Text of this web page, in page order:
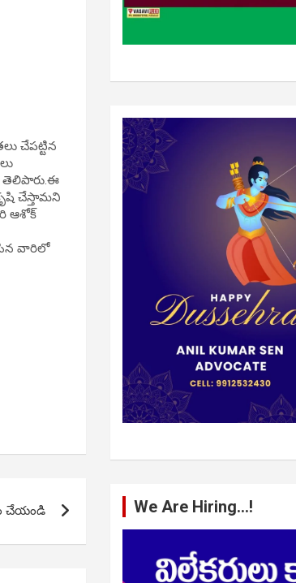
చేపట్టిన
తెలిపారు.ఈ
చేస్తామని
ఆశోక్
వారిలో
చేయండి We Are Hiring…!